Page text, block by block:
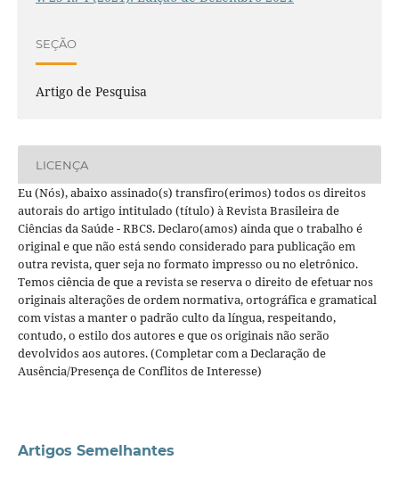
SEÇÃO
Artigo de Pesquisa
LICENÇA
Eu (Nós), abaixo assinado(s) transfiro(erimos) todos os direitos
autorais do artigo intitulado (título) à Revista Brasileira de
Ciências da Saúde - RBCS. Declaro(amos) ainda que o trabalho é
original e que não está sendo considerado para publicação em
outra revista, quer seja no formato impresso ou no eletrônico.
Temos ciência de que a revista se reserva o direito de efetuar nos
originais alterações de ordem normativa, ortográfica e gramatical
com vistas a manter o padrão culto da língua, respeitando,
contudo, o estilo dos autores e que os originais não serão
devolvidos aos autores. (Completar com a Declaração de
Ausência/Presença de Conflitos de Interesse)
Artigos Semelhantes